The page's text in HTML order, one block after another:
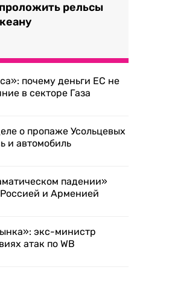
рельсы
почему деньги ЕС не
в секторе Газа
о пропаже Усольцевых
и автомобиль
падении»
и Арменией
экс-министр
атак по WB